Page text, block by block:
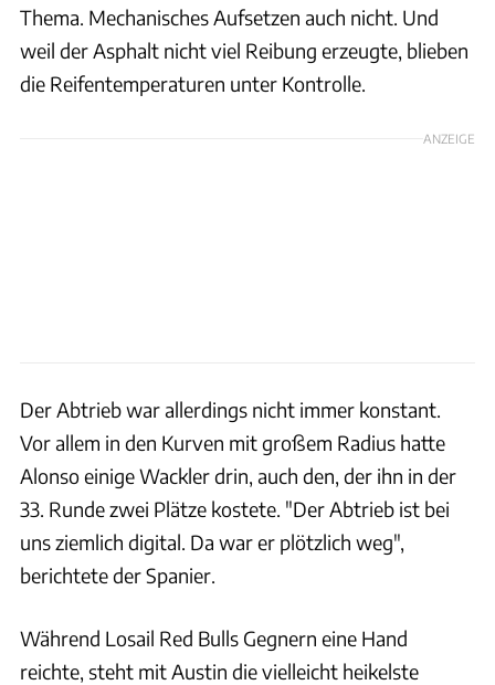
Thema. Mechanisches Aufsetzen auch nicht. Und
weil der Asphalt nicht viel Reibung erzeugte, blieben
die Reifentemperaturen unter Kontrolle.
ANZEIGE
Der Abtrieb war allerdings nicht immer konstant.
Vor allem in den Kurven mit großem Radius hatte
Alonso einige Wackler drin, auch den, der ihn in der
33. Runde zwei Plätze kostete. "Der Abtrieb ist bei
uns ziemlich digital. Da war er plötzlich weg",
berichtete der Spanier.
Während Losail Red Bulls Gegnern eine Hand
reichte, steht mit Austin die vielleicht heikelste